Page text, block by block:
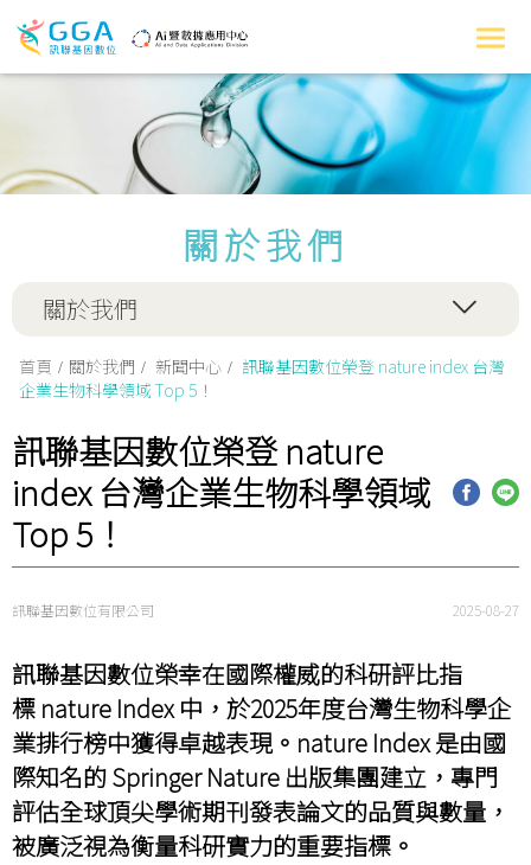
關於我們
關於我們
首頁 關於我們 新聞中心
訊聯基因數位榮登 nature index 台灣
企業生物科學領域 Top 5！
訊聯基因數位榮登 nature
index 台灣企業生物科學領域
Top 5！
訊聯基因數位有限公司 2025-08-27
訊聯基因數位榮幸在國際權威的科研評比指
標 nature Index 中，於2025年度台灣生物科學企
業排行榜中獲得卓越表現。nature Index 是由國
際知名的 Springer Nature 出版集團建立，專門
評估全球頂尖學術期刊發表論文的品質與數量，
被廣泛視為衡量科研實力的重要指標。